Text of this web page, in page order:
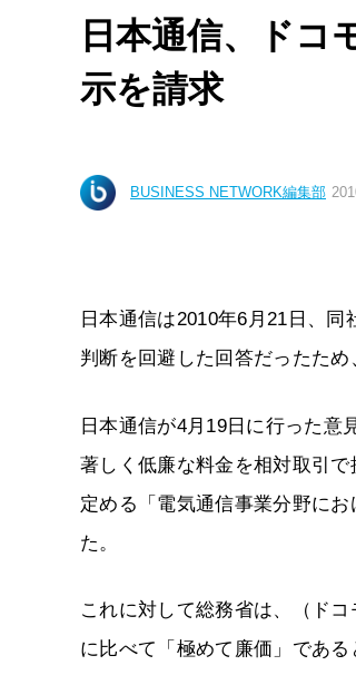
日本通信、ドコ
示を請求
BUSINESS NETWORK編集部
日本通信は2010年6月21日、
判断を回避した回答だったた
日本通信が4月19日に行った意
著しく低廉な料金を相対取引
定める「電気通信事業分野に
た。
これに対して総務省は、（ド
に比べて「極めて廉価」であ